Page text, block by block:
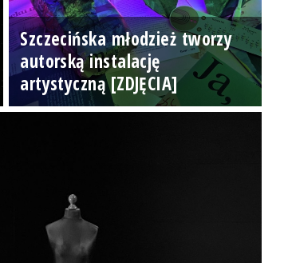
Szczecińska młodzież tworzy
autorską instalację
artystyczną [ZDJĘCIA]